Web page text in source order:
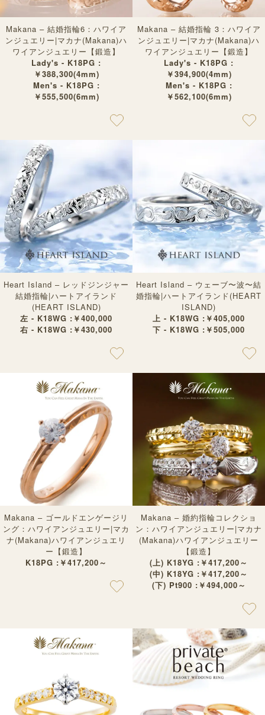
Makana – 結婚指輪6：ハワイア
ンジュエリー|マカナ(Makana)ハ
ワイアンジュエリー【鍛造】
Lady's - K18PG :
￥388,300(4mm)
Men's - K18PG :
￥555,500(6mm)
Makana – 結婚指輪 3：ハワイア
ンジュエリー|マカナ(Makana)ハ
ワイアンジュエリー【鍛造】
Lady's - K18PG :
￥394,900(4mm)
Men's - K18PG :
￥562,100(6mm)
Heart Island – レッドジンジャー
結婚指輪|ハートアイランド
(HEART ISLAND)
左 - K18WG :￥400,000
右 - K18WG :￥430,000
Heart Island – ウェーブ〜波〜結
婚指輪|ハートアイランド(HEART
ISLAND)
上 - K18WG :￥405,000
下 - K18WG :￥505,000
Makana – ゴールドエンゲージリ
ング：ハワイアンジュエリー|マカ
ナ(Makana)ハワイアンジュエリ
ー【鍛造】
K18PG :￥417,200～
Makana – 婚約指輪コレクショ
ン：ハワイアンジュエリー|マカナ
(Makana)ハワイアンジュエリー
【鍛造】
(上) K18YG :￥417,200～
(中) K18YG :￥417,200～
(下) Pt900 :￥494,000～